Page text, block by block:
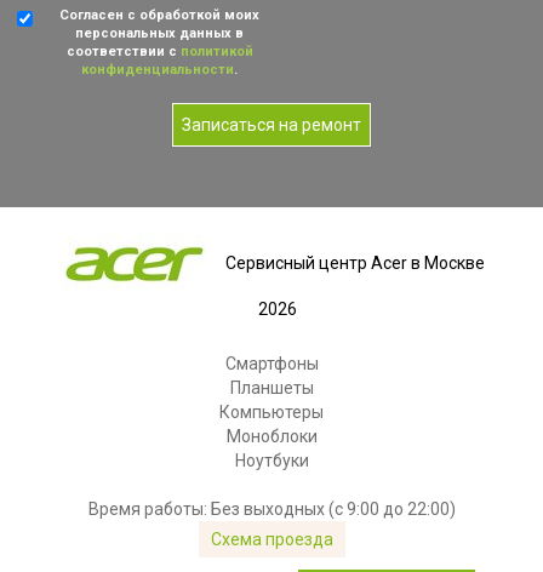
Согласен с обработкой моих
персональных данных в
соответствии с политикой
конфиденциальности.
Записаться на ремонт
Сервисный центр Acer в Москве
2026
Смартфоны
Планшеты
Компьютеры
Моноблоки
Ноутбуки
Время работы: Без выходных (с 9:00 до 22:00)
Схема проезда